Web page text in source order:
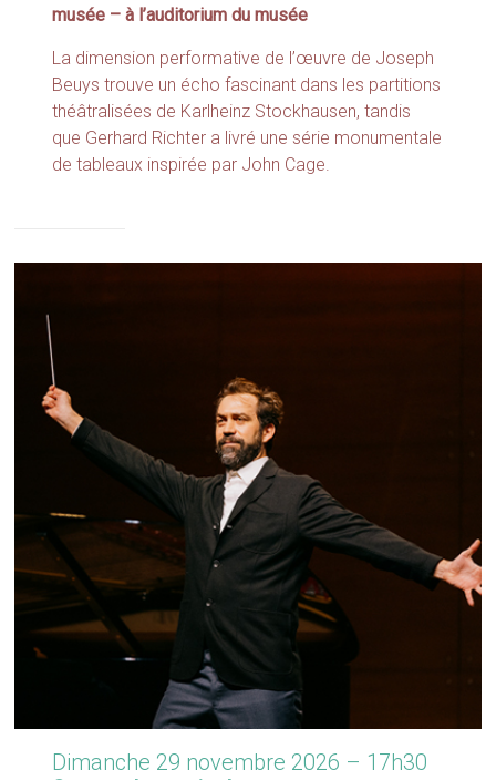
musée – à l’auditorium du musée
La dimension performative de l’œuvre de Joseph
Beuys trouve un écho fascinant dans les partitions
théâtralisées de Karlheinz Stockhausen, tandis
que Gerhard Richter a livré une série monumentale
de tableaux inspirée par John Cage.
Dimanche 29 novembre 2026 – 17h30